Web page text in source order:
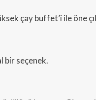
çay buffet’i ile öne
bir seçenek.